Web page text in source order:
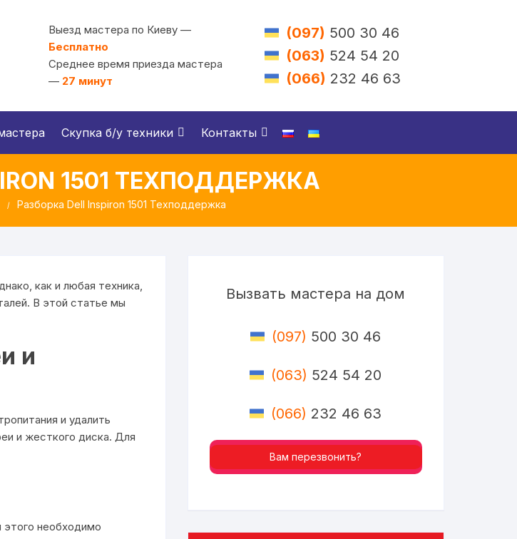
Выезд мастера по Киеву —
Бесплатно
Среднее время приезда мастера
— 27 минут
(097) 500 30 46
(063) 524 54 20
(066) 232 46 63
Скупка б/у техники Контакты
1501 ТЕХПОДДЕРЖКА
Разборка Dell Inspiron 1501 Техподдержка
как и любая техника,
В этой статье мы
и
и удалить
и жесткого диска. Для
необходимо
Вызвать мастера на дом
(097) 500 30 46
(063) 524 54 20
(066) 232 46 63
Вам перезвонить?